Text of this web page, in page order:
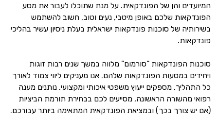
המיועדים והן של הפונדקאית. על מנת שתוכלו לעבור את מסע
הפונדקאות שלכם באופן מיטבי, נעים וטוב, חשוב להשתמש
בשירותיה של סוכנות פונדקאות ישראלית בעלת ניסיון עשיר בהליכי
פונדקאות.
סוכנות הפונדקאות “סורמום” מלווה במשך שנים רבות זוגות
ויחידים במסעות הפונדקאות שלהם. אנו מעניקים ליווי צמוד לאורך
כל התהליך, מספקים ייעוץ משפטי איכותי ומקצועי, נותנים מענה
רפואי מהשורה הראשונה, מסייעים לכם בבחירת תורמת הביציות
(אם יש צורך בכך) ובמציאת הפונדקאית המתאימה ביותר עבורכם.